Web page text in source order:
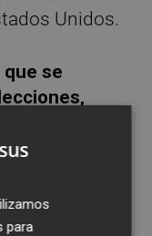
Unidos.
se
bajos.
de interés
lentitud
del
aumento de
para